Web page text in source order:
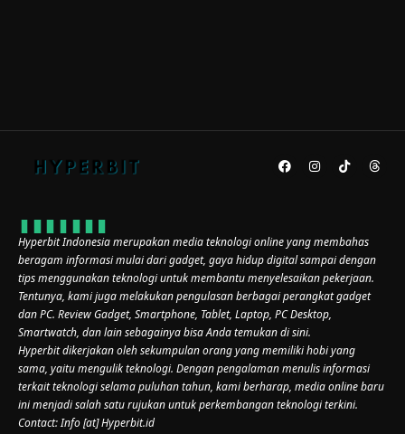
Hyperbit Indonesia merupakan media teknologi online yang membahas
beragam informasi mulai dari gadget, gaya hidup digital sampai dengan
tips menggunakan teknologi untuk membantu menyelesaikan pekerjaan.
Tentunya, kami juga melakukan pengulasan berbagai perangkat gadget
dan PC. Review Gadget, Smartphone, Tablet, Laptop, PC Desktop,
Smartwatch, dan lain sebagainya bisa Anda temukan di sini.
Hyperbit dikerjakan oleh sekumpulan orang yang memiliki hobi yang
sama, yaitu mengulik teknologi. Dengan pengalaman menulis informasi
terkait teknologi selama puluhan tahun, kami berharap, media online baru
ini menjadi salah satu rujukan untuk perkembangan teknologi terkini.
Contact: Info [at] Hyperbit.id